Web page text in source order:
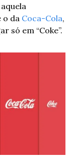
o da Coca-Cola,
só em “Coke”.